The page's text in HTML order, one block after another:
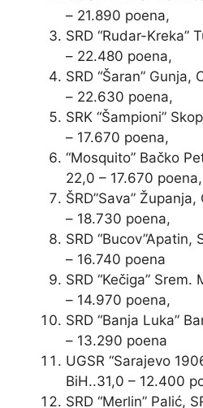
– 21.890 poena,
SRD “Rudar-
– 22.480 poena,
SRD “Šaran”
– 22.630 poena,
SRK “Šampioni”
– 17.670 poena,
“Mosquito” Bačko
22,0 – 17.670 poena,
ŠRD”Sava”
– 18.730 poena,
SRD
– 16.740 poena
SRD “Kečiga”
– 14.970 poena,
SRD “Banja Luka”
– 13.290 poena
UGSR “Sarajevo
BiH..31,0 – 12.400
SRD “Merlin”